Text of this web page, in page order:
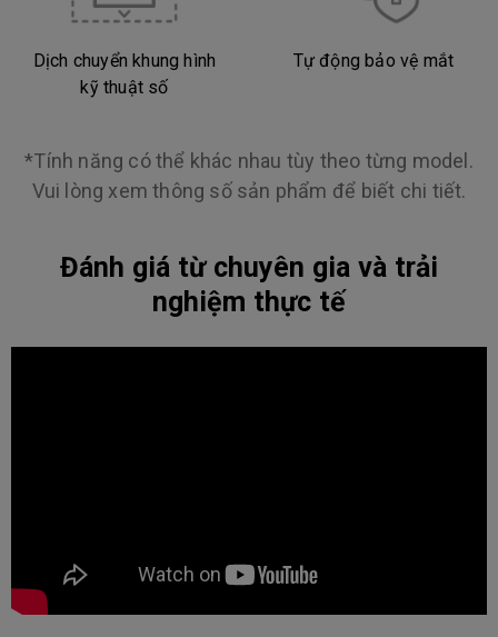
Dịch chuyển khung hình
kỹ thuật số
Tự động bảo vệ mắt
*Tính năng có thể khác nhau tùy theo từng model.
Vui lòng xem thông số sản phẩm để biết chi tiết.
Đánh giá từ chuyên gia và trải
nghiệm thực tế